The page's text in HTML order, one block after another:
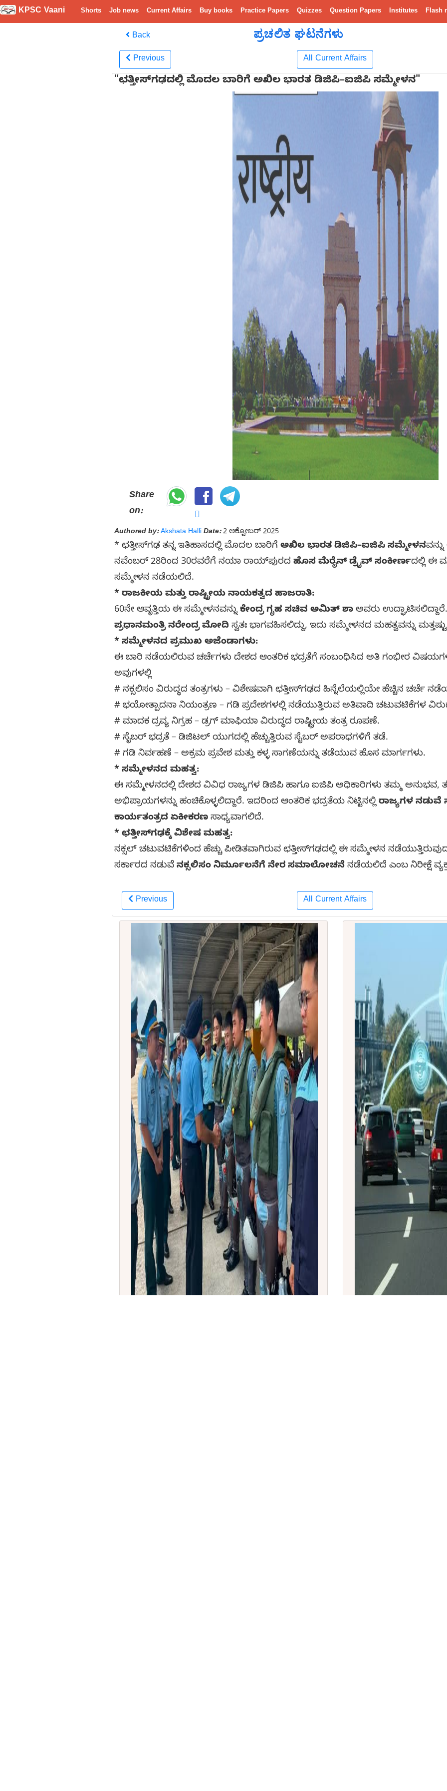
KPSC Vaani Shorts Job news Current Affairs Buy books Practice Papers Quizzes Question Papers Institutes Flash
Back ಪ್ರಚಲಿತ ಘಟನೆಗಳು
Previous All Current Affairs
"ಛತ್ತೀಸ್‌ಗಢದಲ್ಲಿ ಮೊದಲ ಬಾರಿಗೆ ಅಖಿಲ ಭಾರತ ಡಿಜಿಪಿ–ಐಜಿಪಿ ಸಮ್ಮೇಳನ"
Share
on:
Authored by: Akshata Halli Date:2 ಅಕ್ಟೋಬರ್ 2025
* ಛತ್ತೀಸ್‌ಗಢ ತನ್ನ ಇತಿಹಾಸದಲ್ಲಿ ಮೊದಲ ಬಾರಿಗೆ ಅಖಿಲ ಭಾರತ ಡಿಜಿಪಿ–ಐಜಿಪಿ ಸಮ್ಮೇಳನ
ನವೆಂಬರ್ 28ರಿಂದ 30ರವರೆಗೆ ನಯಾ ರಾಯ್‌ಪುರದ ಹೊಸ ಮೆರೈನ್ ಡ್ರೈವ್ ಸಂಕೀರ್ಣದಲ್ಲಿ ಈ
ಸಮ್ಮೇಳನ ನಡೆಯಲಿದೆ.
* ರಾಜಕೀಯ ಮತ್ತು ರಾಷ್ಟ್ರೀಯ ನಾಯಕತ್ವದ ಹಾಜರಾತಿ:
60ನೇ ಆವೃತ್ತಿಯ ಈ ಸಮ್ಮೇಳನವನ್ನು ಕೇಂದ್ರ ಗೃಹ ಸಚಿವ ಅಮಿತ್ ಶಾ ಅವರು
ಪ್ರಧಾನಮಂತ್ರಿ ನರೇಂದ್ರ ಮೋದಿ ಸ್ವತಃ ಭಾಗವಹಿಸಲಿದ್ದು, ಇದು ಸಮ್ಮೇಳನದ ಮಹತ್ವವನ್ನು
* ಸಮ್ಮೇಳನದ ಪ್ರಮುಖ ಅಜೆಂಡಾಗಳು:
ಈ ಬಾರಿ ನಡೆಯಲಿರುವ ಚರ್ಚೆಗಳು ದೇಶದ ಆಂತರಿಕ ಭದ್ರತೆಗೆ ಸಂಬಂಧಿಸಿದ ಅತಿ ಗಂಭೀರ
ಅವುಗಳಲ್ಲಿ
# ನಕ್ಸಲಿಸಂ ವಿರುದ್ಧದ ತಂತ್ರಗಳು – ವಿಶೇಷವಾಗಿ ಛತ್ತೀಸ್‌ಗಢದ ಹಿನ್ನೆಲೆಯಲ್ಲಿಯೇ ಹೆಚ್ಚಿನ ಚರ್ಚೆ
# ಭಯೋತ್ಪಾದನಾ ನಿಯಂತ್ರಣ – ಗಡಿ ಪ್ರದೇಶಗಳಲ್ಲಿ ನಡೆಯುತ್ತಿರುವ ಅತಿವಾದಿ ಚಟುವಟಿಕೆಗಳ
# ಮಾದಕ ದ್ರವ್ಯ ನಿಗ್ರಹ – ಡ್ರಗ್ ಮಾಫಿಯಾ ವಿರುದ್ಧದ ರಾಷ್ಟ್ರೀಯ ತಂತ್ರ ರೂಪಣೆ.
# ಸೈಬರ್ ಭದ್ರತೆ – ಡಿಜಿಟಲ್ ಯುಗದಲ್ಲಿ ಹೆಚ್ಚುತ್ತಿರುವ ಸೈಬರ್ ಅಪರಾಧಗಳಿಗೆ ತಡೆ.
# ಗಡಿ ನಿರ್ವಹಣೆ – ಅಕ್ರಮ ಪ್ರವೇಶ ಮತ್ತು ಕಳ್ಳ ಸಾಗಣೆಯನ್ನು ತಡೆಯುವ ಹೊಸ ಮಾರ್ಗಗಳು.
* ಸಮ್ಮೇಳನದ ಮಹತ್ವ:
ಈ ಸಮ್ಮೇಳನದಲ್ಲಿ ದೇಶದ ವಿವಿಧ ರಾಜ್ಯಗಳ ಡಿಜಿಪಿ ಹಾಗೂ ಐಜಿಪಿ ಅಧಿಕಾರಿಗಳು ತಮ್ಮ ಅನುಭವ,
ಅಭಿಪ್ರಾಯಗಳನ್ನು ಹಂಚಿಕೊಳ್ಳಲಿದ್ದಾರೆ. ಇದರಿಂದ ಆಂತರಿಕ ಭದ್ರತೆಯ ನಿಟ್ಟಿನಲ್ಲಿರಾಜ್ಯಗಳ
ಕಾರ್ಯತಂತ್ರದ ಏಕೀಕರಣ ಸಾಧ್ಯವಾಗಲಿದೆ.
* ಛತ್ತೀಸ್‌ಗಢಕ್ಕೆ ವಿಶೇಷ ಮಹತ್ವ:
ನಕ್ಸಲ್ ಚಟುವಟಿಕೆಗಳಿಂದ ಹೆಚ್ಚು ಪೀಡಿತವಾಗಿರುವ ಛತ್ತೀಸ್‌ಗಢದಲ್ಲಿ ಈ ಸಮ್ಮೇಳನ
ಸರ್ಕಾರದ ನಡುವೆ ನಕ್ಸಲಿಸಂ ನಿರ್ಮೂಲನೆಗೆ ನೇರ ಸಮಾಲೋಚನೆ ನಡೆಯಲಿದೆ ಎಂಬ ನಿರೀಕ್ಷೆ
Previous All Current Affairs